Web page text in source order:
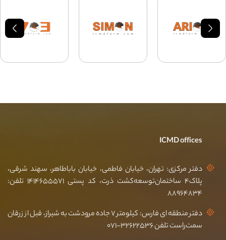
ICMD offices
دفتر مرکزی: تهران، خیابان فاطمی، خیابان باباطاهر، سهند شرقی،
پلاک۴ ساختمان‌توسعه‌کشت ذرت، کد پستی ۱۴۱۴۶۵۵۵۷۱ تلفن:
۸۸۹۶۴۸۳۴
دفتر منطقه ای فارس: کیلومتر ۷ جاده مرودشت به شیراز، قبل از زرقان
سمت‌راست تلفن ۳۲۶۲۲۵۳۶-۰۷۱